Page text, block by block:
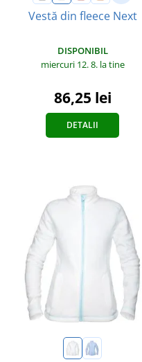
Vestă din fleece Next
DISPONIBIL
miercuri 12. 8. la tine
86,25 lei
DETALII